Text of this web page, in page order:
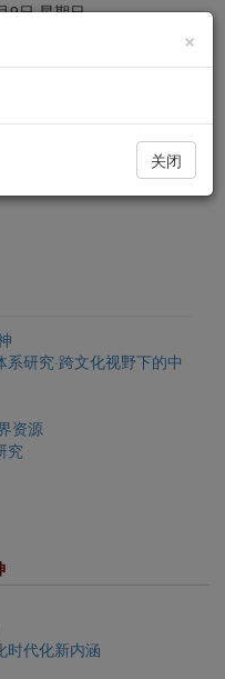
×
关闭
9日 星期日
航
切
换
研究·跨文化视野下的中
资源
究
时代化新内涵